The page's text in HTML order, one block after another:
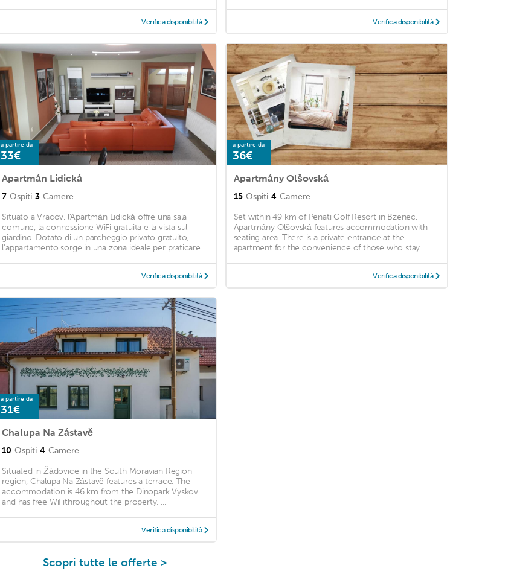
Verifica disponibilità Verifica disponibilità
a partire da
33€
Apartmán Lidická
7 Ospiti 3 Camere
Situato a Vracov, l'Apartmán Lidická offre una sala
comune, la connessione WiFi gratuita e la vista sul
giardino. Dotato di un parcheggio privato gratuito,
l'appartamento sorge in una zona ideale per praticare ...
Verifica disponibilità
a partire da
36€
Apartmány Olšovská
15 Ospiti 4 Camere
Set within 49 km of Penati Golf Resort in Bzenec,
Apartmány Olšovská features accommodation with
seating area. There is a private entrance at the
apartment for the convenience of those who stay. ...
Verifica disponibilità
a partire da
31€
Chalupa Na Zástavě
10 Ospiti 4 Camere
Situated in Žádovice in the South Moravian Region
region, Chalupa Na Zástavě features a terrace. The
accommodation is 46 km from the Dinopark Vyskov
and has free WiFithroughout the property. ...
Verifica disponibilità
Scopri tutte le offerte >